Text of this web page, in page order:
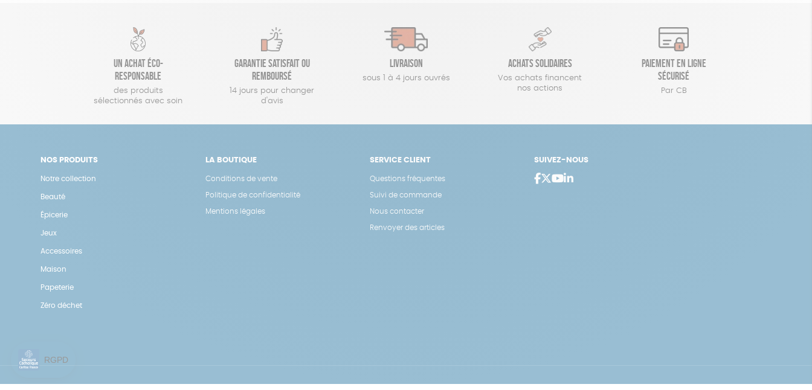
Un achat éco-
responsable
des produits
sélectionnés avec soin
Garantie satisfait ou
remboursé
14 jours pour changer
d'avis
Livraison
sous 1 à 4 jours ouvrés
Achats solidaires
Vos achats financent
nos actions
Paiement en ligne
sécurisé
Par CB
NOS PRODUITS
Notre collection
Beauté
Épicerie
Jeux
Accessoires
Maison
Papeterie
Zéro déchet
LA BOUTIQUE
Conditions de vente
Politique de confidentialité
Mentions légales
SERVICE CLIENT
Questions fréquentes
Suivi de commande
Nous contacter
Renvoyer des articles
SUIVEZ-NOUS